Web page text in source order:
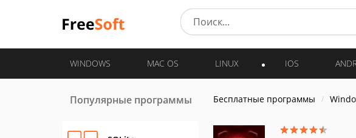
WINDOWS MAC OS LINUX IOS
Популярные программы Бесплатные программы